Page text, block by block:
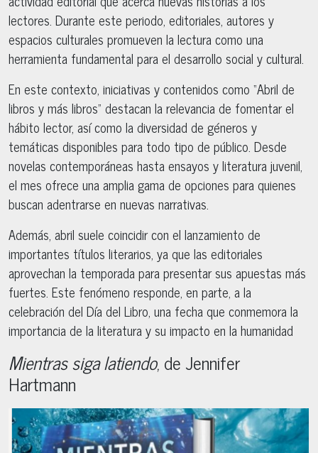
lectores. Durante este periodo, editoriales, autores y
espacios culturales promueven la lectura como una
herramienta fundamental para el desarrollo social y cultural.
En este contexto, iniciativas y contenidos como “Abril de
libros y más libros” destacan la relevancia de fomentar el
hábito lector, así como la diversidad de géneros y
temáticas disponibles para todo tipo de público. Desde
novelas contemporáneas hasta ensayos y literatura juvenil,
el mes ofrece una amplia gama de opciones para quienes
buscan adentrarse en nuevas narrativas.
Además, abril suele coincidir con el lanzamiento de
importantes títulos literarios, ya que las editoriales
aprovechan la temporada para presentar sus apuestas más
fuertes. Este fenómeno responde, en parte, a la
celebración del Día del Libro, una fecha que conmemora la
importancia de la literatura y su impacto en la humanidad
Mientras siga latiendo, de Jennifer
Hartmann